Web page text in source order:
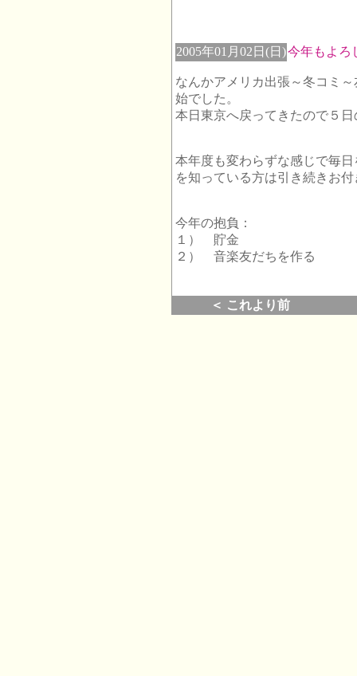
2005年01月02日(日)今年もよろ
なんかアメリカ出張～冬コミ
始でした。
本日東京へ戻ってきたので５
本年度も変わらずな感じで毎
を知っている方は引き続きお
今年の抱負：
１） 貯金
２） 音楽友だちを作る
＜ これより前